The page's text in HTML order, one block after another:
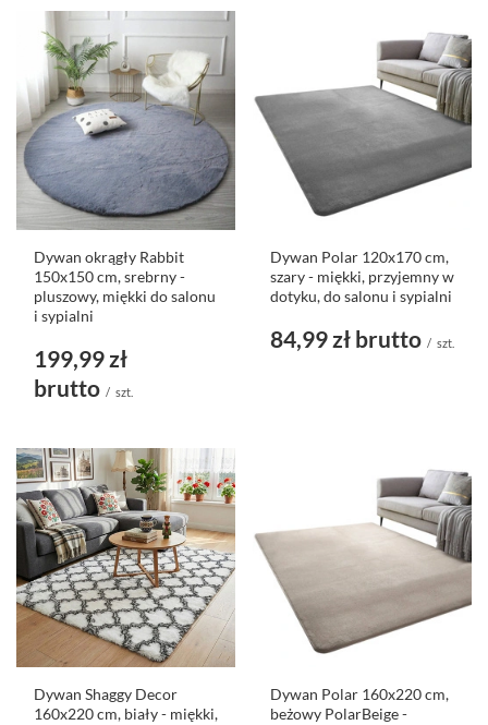
Dywan okrągły Rabbit
150x150 cm, srebrny -
pluszowy, miękki do salonu
i sypialni
199,99 zł
brutto / szt.
Dywan Polar 120x170 cm,
szary - miękki, przyjemny w
dotyku, do salonu i sypialni
84,99 zł brutto / szt.
Dywan Shaggy Decor
160x220 cm, biały - miękki,
Dywan Polar 160x220 cm,
beżowy PolarBeige -